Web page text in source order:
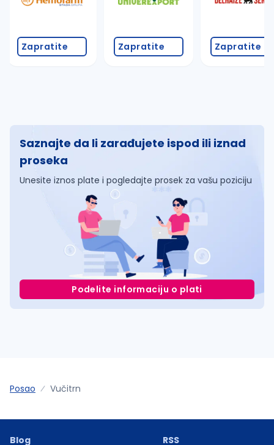
Zapratite Zapratite Zapratite
Saznajte da li zarađujete ispod ili iznad
proseka
Unesite iznos plate i pogledajte prosek za vašu poziciju
Podelite informaciju o plati
Posao Vučitrn
Blog
RSS